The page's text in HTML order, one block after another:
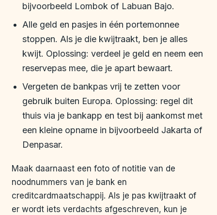
bijvoorbeeld Lombok of Labuan Bajo.
Alle geld en pasjes in één portemonnee
stoppen. Als je die kwijtraakt, ben je alles
kwijt. Oplossing: verdeel je geld en neem een
reservepas mee, die je apart bewaart.
Vergeten de bankpas vrij te zetten voor
gebruik buiten Europa. Oplossing: regel dit
thuis via je bankapp en test bij aankomst met
een kleine opname in bijvoorbeeld Jakarta of
Denpasar.
Maak daarnaast een foto of notitie van de
noodnummers van je bank en
creditcardmaatschappij. Als je pas kwijtraakt of
er wordt iets verdachts afgeschreven, kun je